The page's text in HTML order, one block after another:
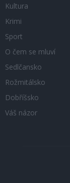
Kultura
Krimi
Sport
O čem se mluví
Sedlčansko
Rožmitálsko
Dobříšsko
Váš názor